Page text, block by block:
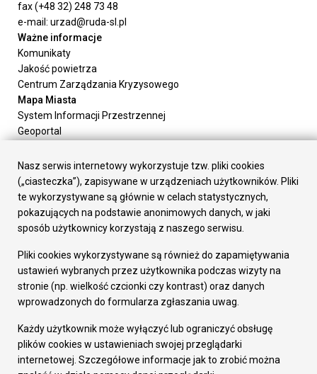
fax (+48 32) 248 73 48
e-mail: urzad@ruda-sl.pl
Ważne informacje
Komunikaty
Jakość powietrza
Centrum Zarządzania Kryzysowego
Mapa Miasta
System Informacji Przestrzennej
Geoportal
Załatw sprawę
Prezydent Miasta
Rada Miasta
Wydziały
Elektroniczna Skrzynka Podawcza
Gospodarka
Fundusze europejskie
Środki krajowe
Oferty inwestycyjne
Pozostałe
Deklaracja dostępności
Dane osobowe
Nasz serwis internetowy wykorzystuje tzw. pliki cookies
(„ciasteczka”), zapisywane w urządzeniach użytkowników. Pliki
te wykorzystywane są głównie w celach statystycznych,
pokazujących na podstawie anonimowych danych, w jaki
sposób użytkownicy korzystają z naszego serwisu.
Pliki cookies wykorzystywane są również do zapamiętywania
ustawień wybranych przez użytkownika podczas wizyty na
stronie (np. wielkość czcionki czy kontrast) oraz danych
wprowadzonych do formularza zgłaszania uwag.
Każdy użytkownik może wyłączyć lub ograniczyć obsługę
plików cookies w ustawieniach swojej przeglądarki
internetowej. Szczegółowe informacje jak to zrobić można